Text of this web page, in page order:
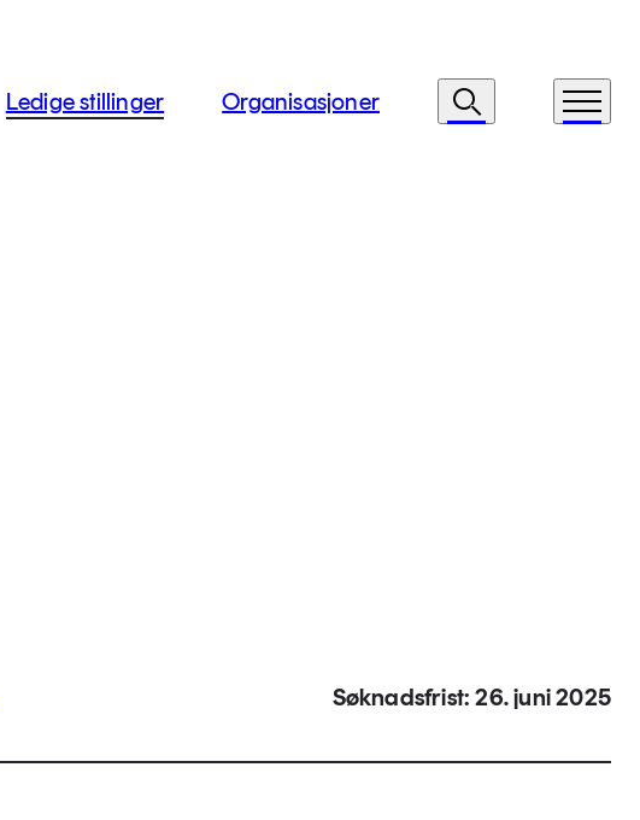
Ledige stillinger Organisasjoner Søk Meny
Søknadsfrist: 26. juni 2025